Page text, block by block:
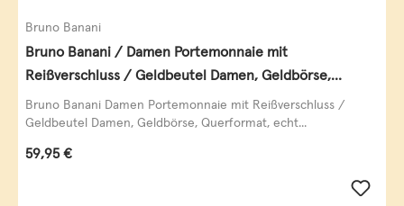
Bruno Banani
Bruno Banani / Damen Portemonnaie mit
Reißverschluss / Geldbeutel Damen, Geldbörse,
Querformat, echt Leder, black/white/red
Bruno Banani Damen Portemonnaie mit Reißverschluss /
Geldbeutel Damen, Geldbörse, Querformat, echt...
Regulärer Preis:
59,95 €